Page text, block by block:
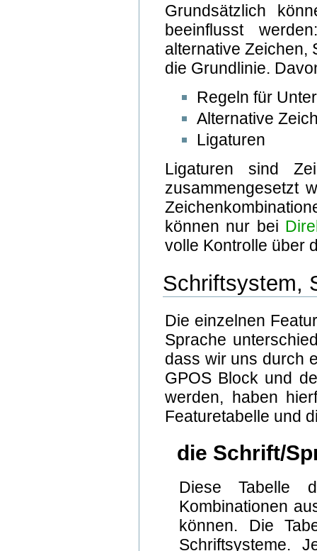
Grundsätzlich
beeinflusst
alternative Zeichen,
die Grundlinie.
Regeln für
Alternative
Ligaturen
Ligaturen sind
zusammengesetzt
können nur bei
volle Kontrolle über
Schriftsystem,
Die einzelnen
Sprache
dass wir uns durch
GPOS Block und
werden, haben
Featuretabelle und
die Schrift/
Diese Tabelle
Kombinationen
können. Die
Schriftsysteme.